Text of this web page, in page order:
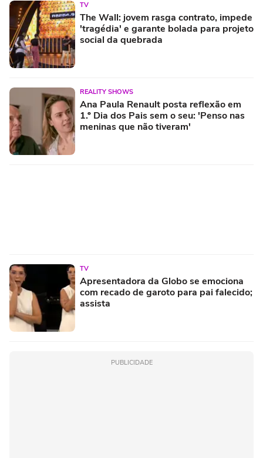
TV
The Wall: jovem rasga contrato, impede
'tragédia' e garante bolada para projeto
social da quebrada
REALITY SHOWS
Ana Paula Renault posta reflexão em
1.º Dia dos Pais sem o seu: 'Penso nas
meninas que não tiveram'
TV
Apresentadora da Globo se emociona
com recado de garoto para pai falecido;
assista
PUBLICIDADE